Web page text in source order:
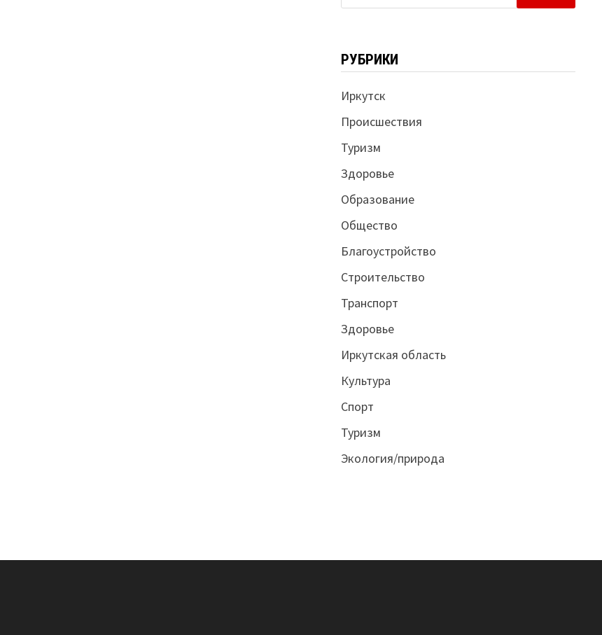
РУБРИКИ
Иркутск
Происшествия
Туризм
Здоровье
Образование
Общество
Благоустройство
Строительство
Транспорт
Здоровье
Иркутская область
Культура
Спорт
Туризм
Экология/природа